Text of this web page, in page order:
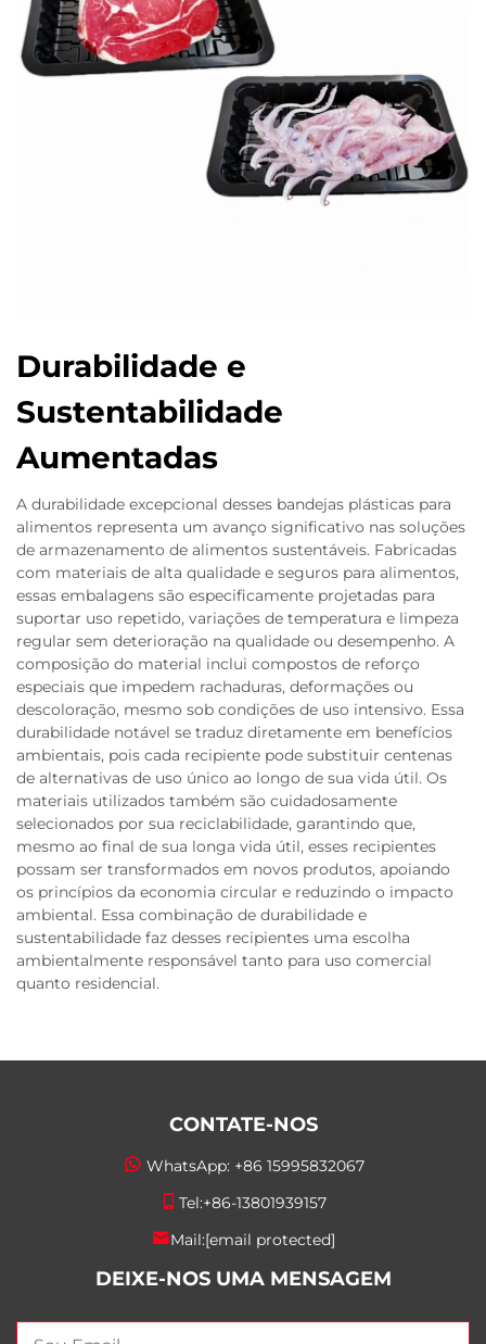
Durabilidade e
Sustentabilidade
Aumentadas
A durabilidade excepcional desses bandejas plásticas para
alimentos representa um avanço significativo nas soluções
de armazenamento de alimentos sustentáveis. Fabricadas
com materiais de alta qualidade e seguros para alimentos,
essas embalagens são especificamente projetadas para
suportar uso repetido, variações de temperatura e limpeza
regular sem deterioração na qualidade ou desempenho. A
composição do material inclui compostos de reforço
especiais que impedem rachaduras, deformações ou
descoloração, mesmo sob condições de uso intensivo. Essa
durabilidade notável se traduz diretamente em benefícios
ambientais, pois cada recipiente pode substituir centenas
de alternativas de uso único ao longo de sua vida útil. Os
materiais utilizados também são cuidadosamente
selecionados por sua reciclabilidade, garantindo que,
mesmo ao final de sua longa vida útil, esses recipientes
possam ser transformados em novos produtos, apoiando
os princípios da economia circular e reduzindo o impacto
ambiental. Essa combinação de durabilidade e
sustentabilidade faz desses recipientes uma escolha
ambientalmente responsável tanto para uso comercial
quanto residencial.
CONTATE-NOS
WhatsApp: +86 15995832067
Tel:+86-13801939157
Mail:[email protected]
DEIXE-NOS UMA MENSAGEM